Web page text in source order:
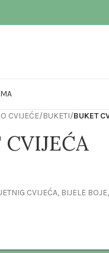
CVIJEĆE/BUKETI/BUKET
CVIJEĆA, BIJELE